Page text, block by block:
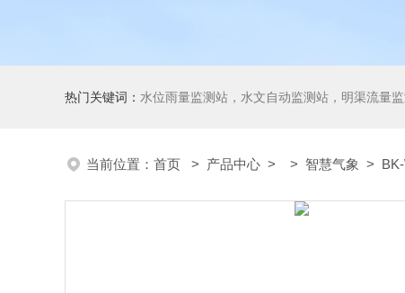
热门关键词： 水位雨量监测站，水文自动监测站，明渠流量
当前位置： 首页 > 产品中心 > > 智慧气象 > BK-